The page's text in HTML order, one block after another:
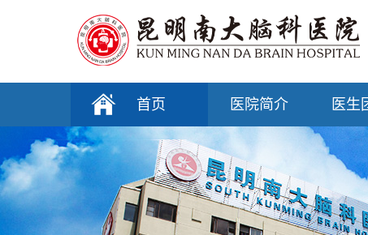
首页 医院简介 医生